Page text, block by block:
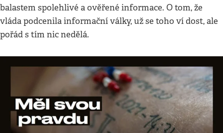
balastem spolehlivé a ověřené informace. O tom, že
vláda podcenila informační války, už se toho ví dost, ale
pořád s tím nic nedělá.